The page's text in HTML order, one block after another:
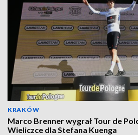
KRAKÓW
Marco Brenner wygrał Tour de
Wieliczce dla Stefana Kuenga